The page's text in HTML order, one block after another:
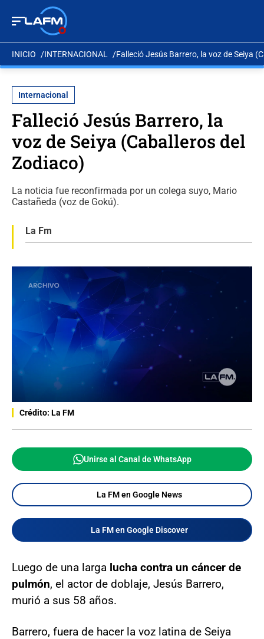
INICIO INTERNACIONAL Falleció Jesús Barrero, la voz de Seiya
Internacional
Falleció Jesús Barrero, la
voz de Seiya (Caballeros del
Zodiaco)
La noticia fue reconfirmada por un colega suyo, Mario
Castañeda (voz de Gokú).
La Fm
Crédito: La FM
Unirse al Canal de WhatsApp
La FM en Google News
La FM en Google Discover
Luego de una larga lucha contra un cáncer de
pulmón, el actor de doblaje, Jesús Barrero,
murió a sus 58 años.
Barrero, fuera de hacer la voz latina de Seiya